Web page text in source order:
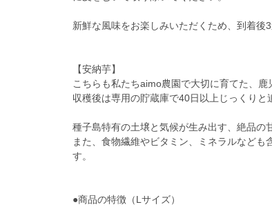
新鮮な風味をお楽しみいただくため、到着後
【安納芋】
こちらも私たちaimo農園で大切に育てた、鹿
収穫後は専用の貯蔵庫で40日以上じっくりと
種子島特有の土壌と気候が生み出す、絶品の
また、食物繊維やビタミン、ミネラルなど
す。
●商品の特徴（Lサイズ）